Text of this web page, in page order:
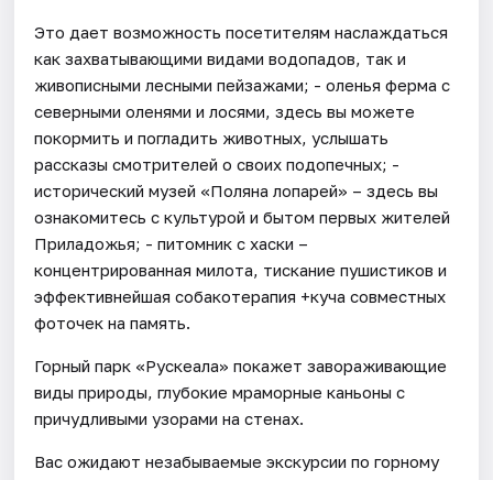
Это дает возможность посетителям наслаждаться
как захватывающими видами водопадов, так и
живописными лесными пейзажами; - оленья ферма с
северными оленями и лосями, здесь вы можете
покормить и погладить животных, услышать
рассказы смотрителей о своих подопечных; -
исторический музей «Поляна лопарей» – здесь вы
ознакомитесь с культурой и бытом первых жителей
Приладожья; - питомник с хаски –
концентрированная милота, тискание пушистиков и
эффективнейшая собакотерапия +куча совместных
фоточек на память.
Горный парк «Рускеала» покажет завораживающие
виды природы, глубокие мраморные каньоны с
причудливыми узорами на стенах.
Вас ожидают незабываемые экскурсии по горному